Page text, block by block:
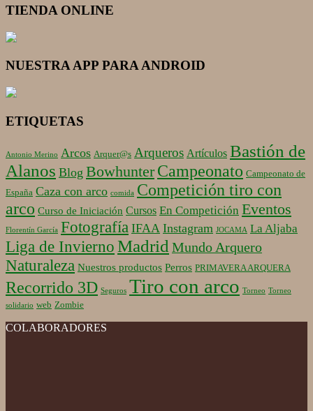
TIENDA ONLINE
NUESTRA APP PARA ANDROID
ETIQUETAS
Antonio Merino Arcos Arquer@s Arqueros Artículos Bastión de
Alanos Blog Bowhunter Campeonato Campeonato de
España Caza con arco comida Competición tiro con
arco Curso de Iniciación Cursos En Competición Eventos
Florentín García Fotografía IFAA Instagram JOCAMA La Aljaba
Liga de Invierno Madrid Mundo Arquero
Naturaleza Nuestros productos Perros PRIMAVERA ARQUERA
Recorrido 3D Seguros Tiro con arco Torneo Torneo
solidario web Zombie
COLABORADORES